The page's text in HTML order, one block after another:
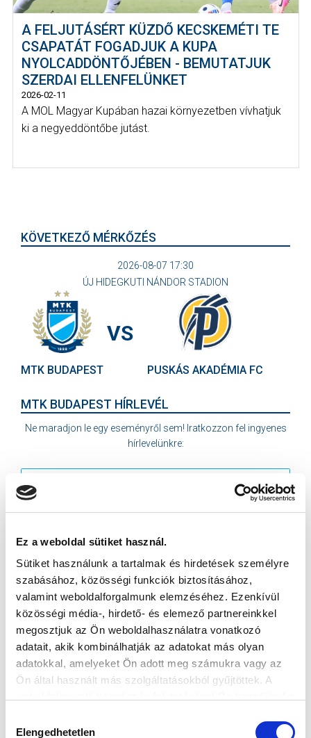
Ez a weboldal sütiket használ.
Sütiket használunk a tartalmak és hirdetések személyre
szabásához, közösségi funkciók biztosításához,
valamint weboldalforgalmunk elemzéséhez. Ezenkívül
közösségi média-, hirdető- és elemező partnereinkkel
megosztjuk az Ön weboldalhasználatra vonatkozó
adatait, akik kombinálhatják az adatokat más olyan
adatokkal, amelyeket Ön adott meg számukra vagy az
Ön által használt más szolgáltatásokból gyűjtöttek. A
kiválasztása
Elengedhetetlen
A FELJUTÁSÉRT KÜZDŐ KECSKEMÉTI TE
CSAPATÁT FOGADJUK A KUPA
NYOLCADDÖNTŐJÉBEN - BEMUTATJUK
SZERDAI ELLENFELÜNKET
2026-02-11
A MOL Magyar Kupában hazai környezetben vívhatjuk
ki a negyeddöntőbe jutást.
KÖVETKEZŐ MÉRKŐZÉS
2026-08-07 17:30
ÚJ HIDEGKUTI NÁNDOR STADION
MTK BUDAPEST
VS
PUSKÁS AKADÉMIA FC
MTK BUDAPEST HÍRLEVÉL
Ne maradjon le egy eseményről sem! Iratkozzon fel ingyenes
hírlevelünkre:
Elfogadom azAdatvédelmi tájékoztatót
FELIRATKOZOM
SZPONZOROK